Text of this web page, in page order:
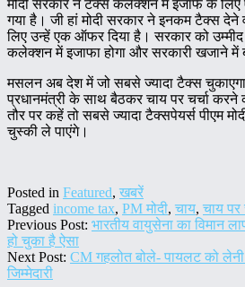
मोदी सरकार ने टैक्स कलेक्शन में इजाफे के लिए
गया है। जी हां मोदी सरकार ने इनकम टैक्स देने
लिए उन्हें एक ऑफर दिया है। सरकार को
कलेक्शन में इजाफा होगा और सरकारी खजाने में
मसलन अब देश में जो सबसे ज्यादा टैक्स चुकाएगा,
प्रधानमंत्री के साथ बैठकर चाय पर चर्चा करने
तौर पर कहें तो सबसे ज्यादा टैक्सपेयर्स पीएम
चुस्की ले पाएंगे।
Posted in Featured, खबरें
Tagged income tax, PM मोदी, चाय, चाय पर
Previous Post: भारतीय वायुसेना का विमान
हो चुका है ऐसा
Next Post: CM गहलोत बोले- पायलट को लेनी
जिम्मेदारी